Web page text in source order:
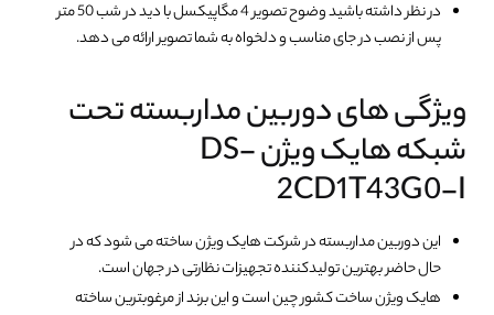
در نظر داشته باشید وضوح تصویر 4 مگاپیکسل با دید در شب 50 متر
پس از نصب در جای مناسب و دلخواه به شما تصویر ارائه می دهد.
ویژگی های دوربین مداربسته تحت
شبکه هایک ویژن DS-
2CD1T43G0-I
این دوربین مداربسته در شرکت هایک ویژن ساخته می شود که در
حال حاضر بهترین تولیدکننده تجهیزات نظارتی در جهان است.
هایک ویژن ساخت کشور چین است و این برند از مرغوبترین ساخته